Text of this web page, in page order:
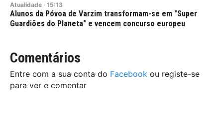
Atualidade · 15:13
Alunos da Póvoa de Varzim transformam-se em "Super
Guardiões do Planeta" e vencem concurso europeu
Comentários
Entre com a sua conta do Facebook ou registe-se
para ver e comentar